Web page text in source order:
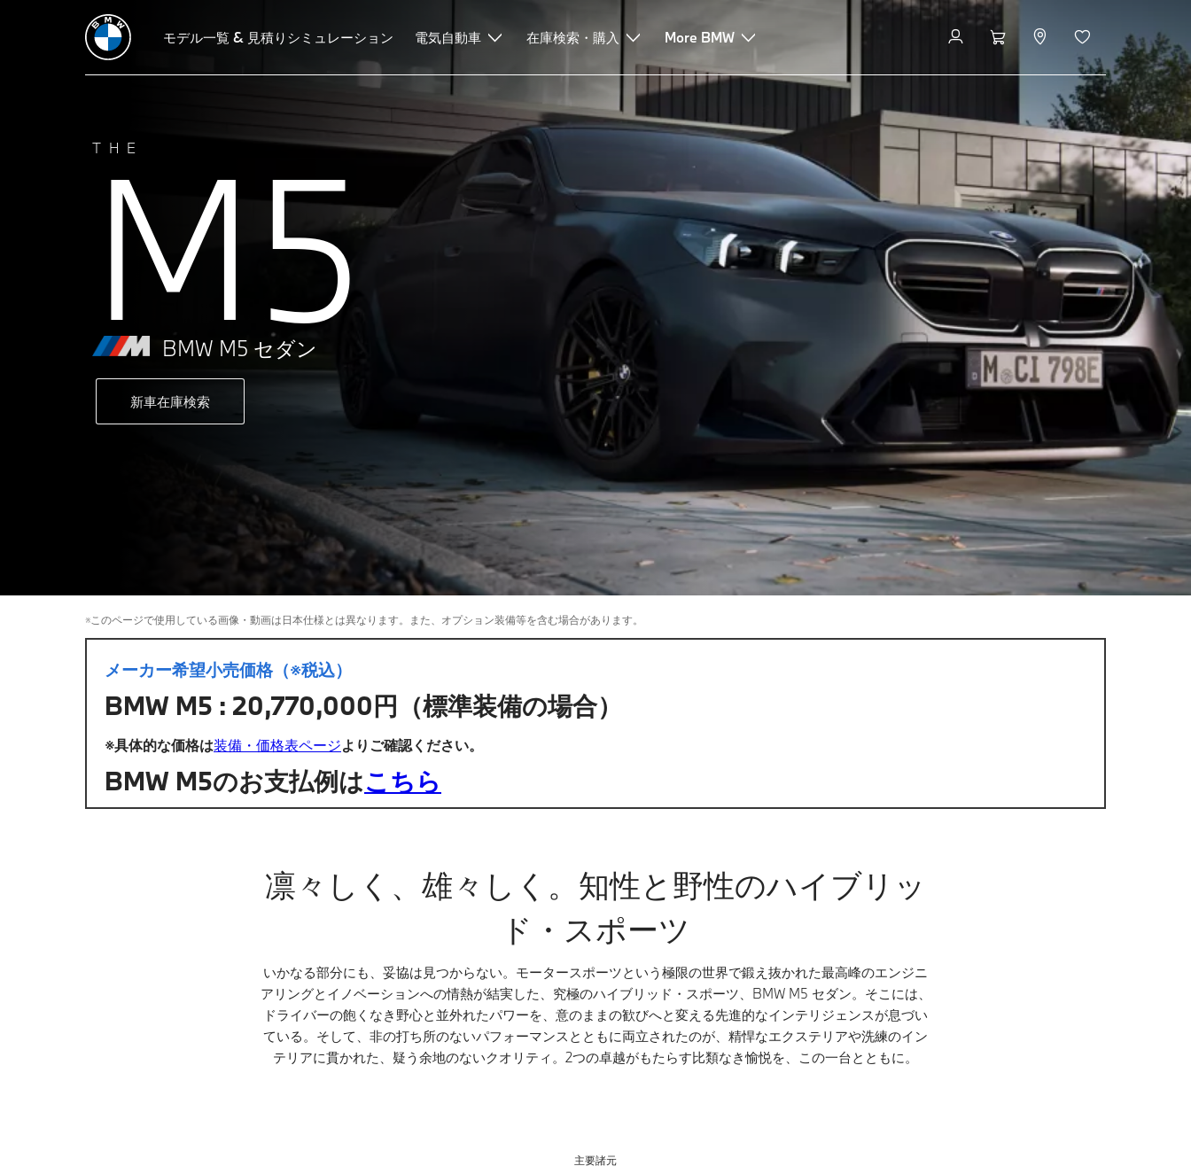
モデル一覧 & 見積りシミュレーション 電気自動車 在庫検索・購入 More BMW
THE
M5
BMW M5 セダン
新車在庫検索
※このページで使用している画像・動画は日本仕様とは異なります。また、オプション装備等を含む場合があります。
シミュレーション パフォーマンス デザイン テクノロジー ローンとリース サービスとアシスタンス
メーカー希望小売価格（※税込）
BMW M5 : 20,770,000円（標準装備の場合）
※具体的な価格は装備・価格表ページよりご確認ください。
BMW M5のお支払例はこちら
凛々しく、雄々しく。知性と野性のハイブリッ
ド・スポーツ
いかなる部分にも、妥協は見つからない。モータースポーツという極限の世界で鍛え抜かれた最高峰のエンジニ
アリングとイノベーションへの情熱が結実した、究極のハイブリッド・スポーツ、BMW M5 セダン。そこには、
ドライバーの飽くなき野心と並外れたパワーを、意のままの歓びへと変える先進的なインテリジェンスが息づい
ている。そして、非の打ち所のないパフォーマンスとともに両立されたのが、精悍なエクステリアや洗練のイン
テリアに貫かれた、疑う余地のないクオリティ。2つの卓越がもたらす比類なき愉悦を、この一台とともに。
主要諸元